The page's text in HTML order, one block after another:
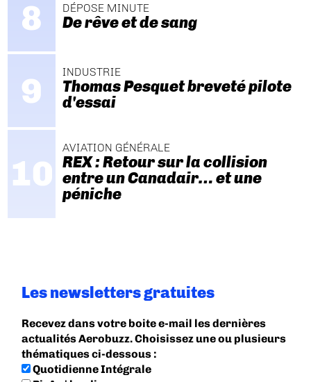
DÉPOSE MINUTE
De rêve et de sang
INDUSTRIE
Thomas Pesquet breveté pilote
d'essai
AVIATION GÉNÉRALE
REX : Retour sur la collision
entre un Canadair… et une
péniche
Les newsletters gratuites
Recevez dans votre boite e-mail les dernières
actualités Aerobuzz. Choisissez une ou plusieurs
thématiques ci-dessous :
Quotidienne Intégrale